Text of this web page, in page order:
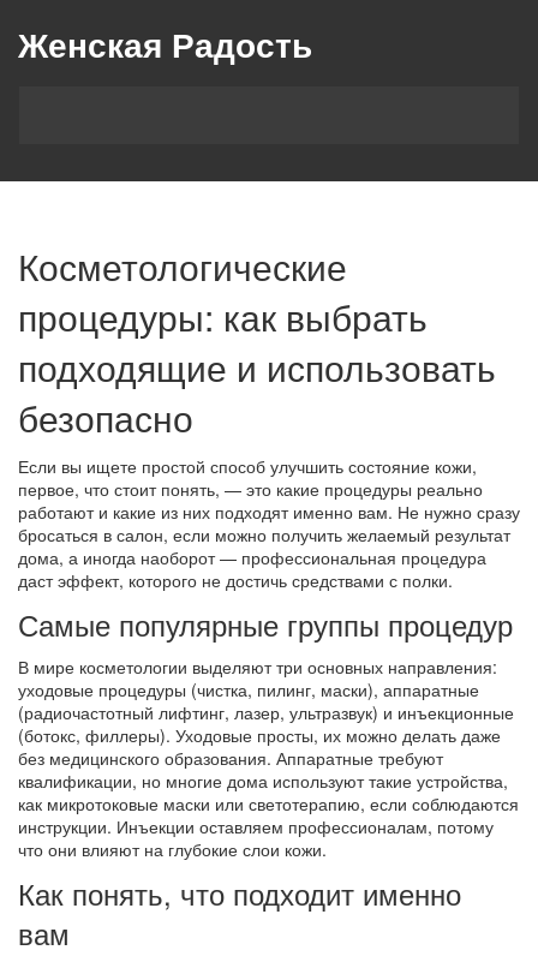
Женская Радость
Косметологические
процедуры: как выбрать
подходящие и использовать
безопасно
Если вы ищете простой способ улучшить состояние кожи,
первое, что стоит понять, — это какие процедуры реально
работают и какие из них подходят именно вам. Не нужно сразу
бросаться в салон, если можно получить желаемый результат
дома, а иногда наоборот — профессиональная процедура
даст эффект, которого не достичь средствами с полки.
Самые популярные группы процедур
В мире косметологии выделяют три основных направления:
уходовые процедуры (чистка, пилинг, маски), аппаратные
(радиочастотный лифтинг, лазер, ультразвук) и инъекционные
(ботокс, филлеры). Уходовые просты, их можно делать даже
без медицинского образования. Аппаратные требуют
квалификации, но многие дома используют такие устройства,
как микротоковые маски или светотерапию, если соблюдаются
инструкции. Инъекции оставляем профессионалам, потому
что они влияют на глубокие слои кожи.
Как понять, что подходит именно
вам